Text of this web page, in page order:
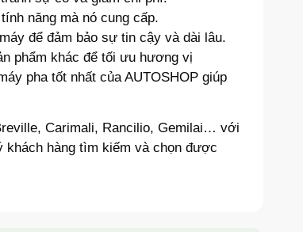
năng mà nó cung cấp.
để đảm bảo sự tin cậy và dài lâu.
phẩm khác để tối ưu hương vị
pha tốt nhất của AUTOSHOP giúp
Carimali, Rancilio, Gemilai… với
khách hàng tìm kiếm và chọn được